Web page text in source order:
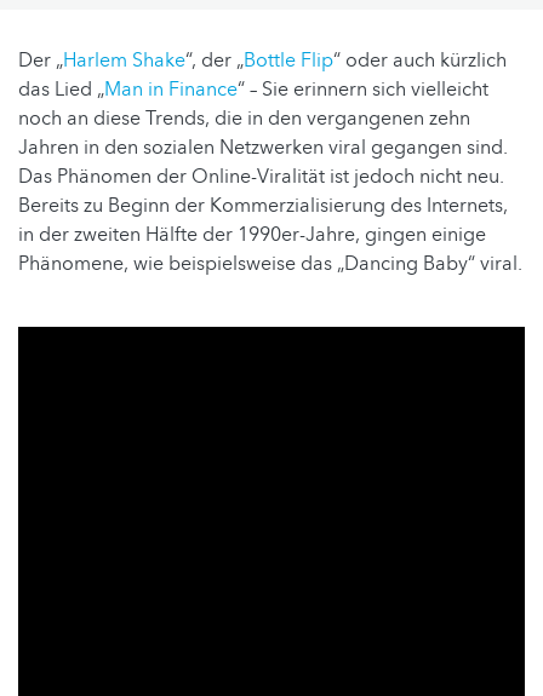
Der „Harlem Shake“, der „Bottle Flip“ oder auch kürzlich
das Lied „Man in Finance“ – Sie erinnern sich vielleicht
noch an diese Trends, die in den vergangenen zehn
Jahren in den sozialen Netzwerken viral gegangen sind.
Das Phänomen der Online-Viralität ist jedoch nicht neu.
Bereits zu Beginn der Kommerzialisierung des Internets,
in der zweiten Hälfte der 1990er-Jahre, gingen einige
Phänomene, wie beispielsweise das „Dancing Baby“ viral.